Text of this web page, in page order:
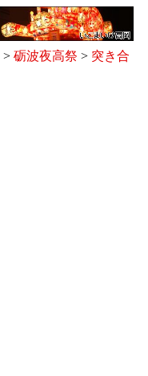
> 砺波夜高祭 > 突き合